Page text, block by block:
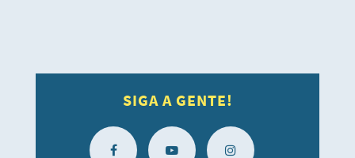
SIGA A GENTE!